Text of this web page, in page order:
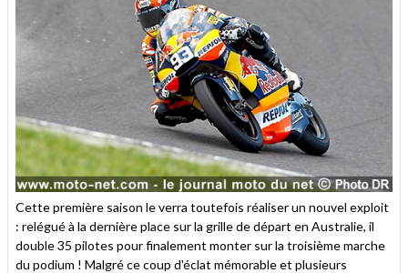
Cette première saison le verra toutefois réaliser un nouvel exploit
: relégué à la dernière place sur la grille de départ en Australie, il
double 35 pilotes pour finalement monter sur la troisième marche
du podium ! Malgré ce coup d'éclat mémorable et plusieurs